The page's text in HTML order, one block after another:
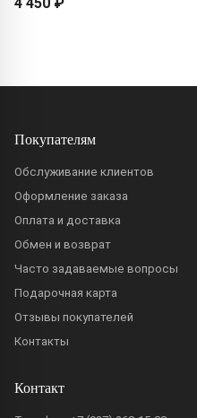
Покупателям
Обслуживание клиентов
Оформление заказа
Оплата и доставка
Обмен и возврат
Часто задаваемые вопросы
Подарочная карта
Отзывы покупателей
Контакты
Контакт